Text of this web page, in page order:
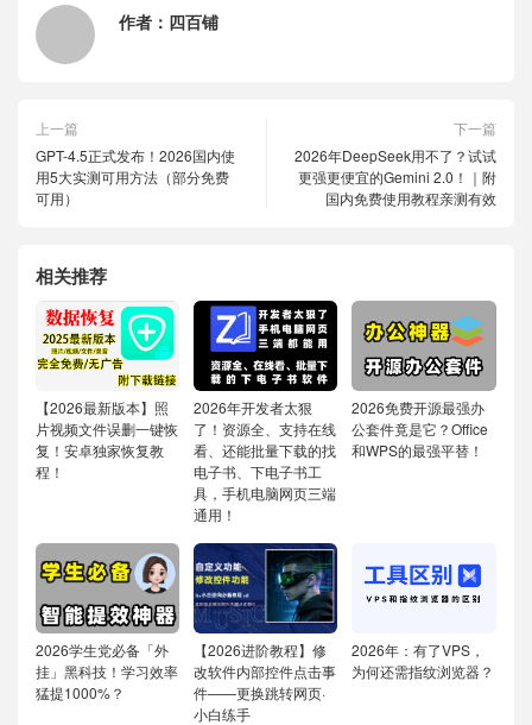
作者： 四百铺
上一篇
GPT-4.5正式发布！2026国内使
用5大实测可用方法（部分免费
可用）
下一篇
2026年DeepSeek用不了？试试
更强更便宜的Gemini 2.0！｜附
国内免费使用教程亲测有效
相关推荐
【2026最新版本】照
片视频文件误删一键恢
复！安卓独家恢复教
程！
2026年开发者太狠
了！资源全、支持在线
看、还能批量下载的找
电子书、下电子书工
具，手机电脑网页三端
通用！
2026免费开源最强办
公套件竟是它？Office
和WPS的最强平替！
2026学生党必备「外
挂」黑科技！学习效率
猛提1000%？
【2026进阶教程】修
改软件内部控件点击事
件——更换跳转网页·
小白练手
2026年：有了VPS，
为何还需指纹浏览器？